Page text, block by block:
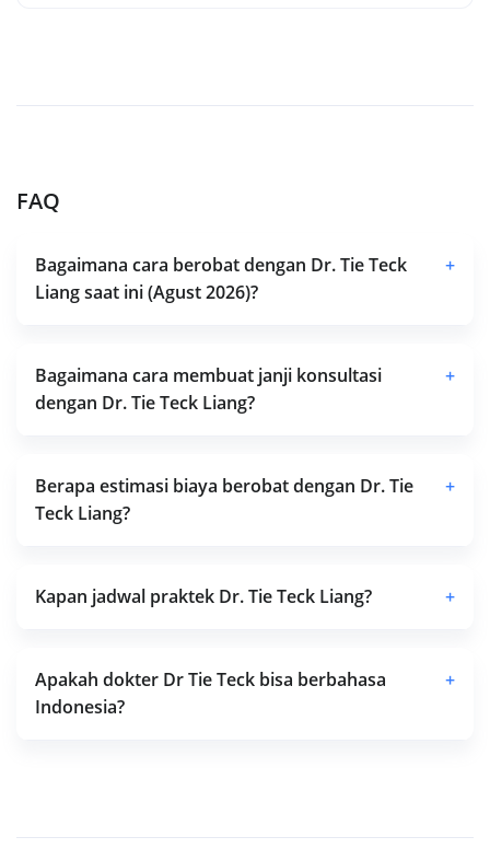
FAQ
Bagaimana cara berobat dengan Dr. Tie Teck
Liang saat ini (Agust 2026)?
+
Bagaimana cara membuat janji konsultasi
dengan Dr. Tie Teck Liang?
+
Berapa estimasi biaya berobat dengan Dr. Tie
Teck Liang?
+
Kapan jadwal praktek Dr. Tie Teck Liang? +
Apakah dokter Dr Tie Teck bisa berbahasa
Indonesia?
+